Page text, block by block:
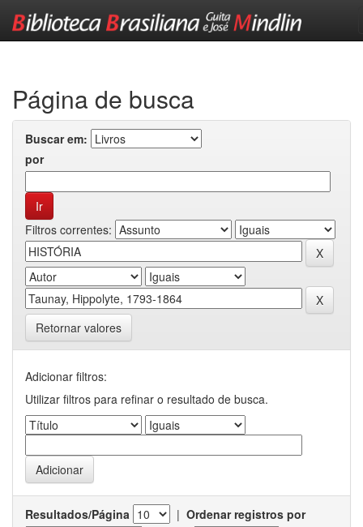
Página de busca
Buscar em:
por
Filtros correntes:
Retornar valores
Adicionar filtros:
Utilizar filtros para refinar o resultado de busca.
Resultados/Página | Ordenar registros por